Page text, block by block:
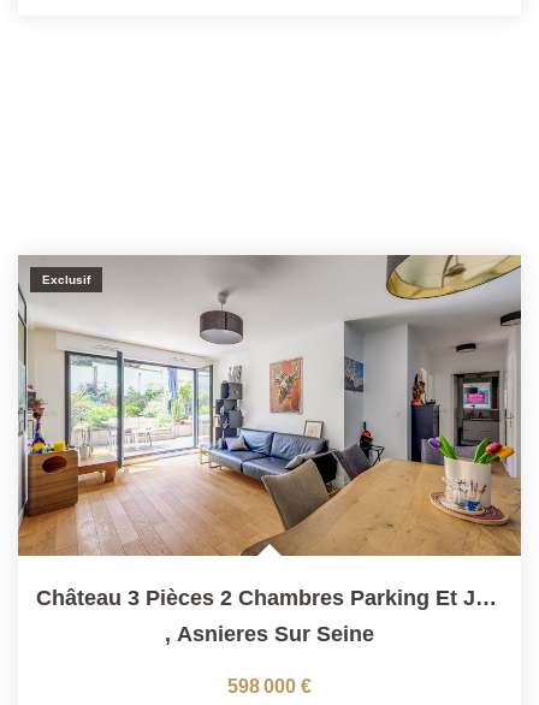
Exclusif
Château 3 Pièces 2 Chambres Parking Et Jardin De 156 M2,...
, Asnieres Sur Seine
598 000 €